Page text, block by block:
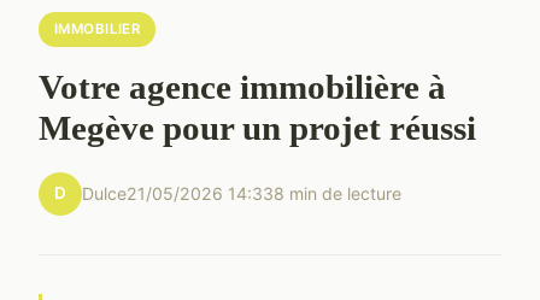
IMMOBILIER
Votre agence immobilière à
Megève pour un projet réussi
D Dulce21/05/2026 14:338 min de lecture